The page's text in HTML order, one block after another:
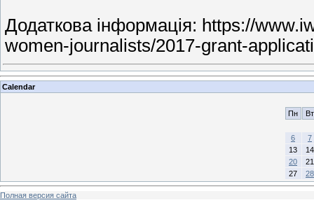
Додаткова інформація: https://
women-journalists/2017-grant-
Calendar
Пн Вт
6
7
13
14
20
21
27
28
Полная версия сайта